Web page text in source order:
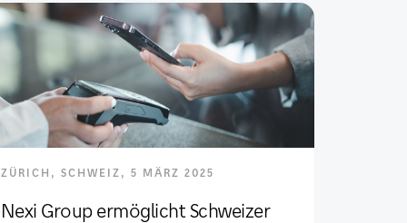
ZÜRICH, SCHWEIZ, 5 MÄRZ 2025
Nexi Group ermöglicht Schweizer